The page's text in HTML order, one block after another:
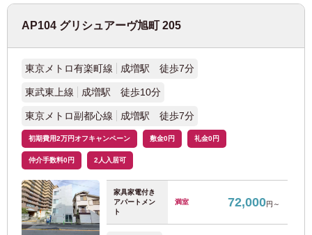
AP104 グリシュアーヴ旭町 205
東京メトロ有楽町線 成増駅 徒歩7分
東武東上線 成増駅 徒歩10分
東京メトロ副都心線 成増駅 徒歩7分
初期費用2万円オフキャンペーン 敷金0円 礼金0円
仲介手数料0円 2人入居可
家具家電付き
アパートメン
ト
満室 72,000円～